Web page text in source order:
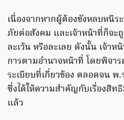
เนื่องจากหากผู้ต้องขังหลบหนีร
ภัยต่อสังคม และเจ้าหน้าที่ก็จะ
ละเว้น หรือละเลย ดังนั้น เจ้า
การตามอำนาจหน้าที่ โดยพิจา
ระเบียบที่เกี่ยวข้อง ตลอดจน
ซึ่งได้ให้ความสำคัญกับเรื่องสิ
แล้ว